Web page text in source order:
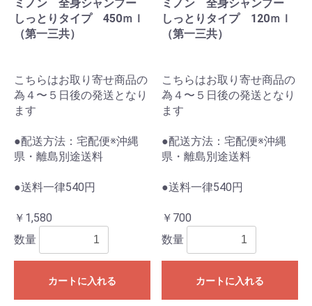
ミノン 全身シャンプー
しっとりタイプ 450ｍｌ
（第一三共）
こちらはお取り寄せ商品の
為４〜５日後の発送となり
ます
●配送方法：宅配便※沖縄
県・離島別途送料
●送料一律540円
￥1,580
数量
カートに入れる
ミノン 全身シャンプー
しっとりタイプ 120ｍｌ
（第一三共）
こちらはお取り寄せ商品の
為４〜５日後の発送となり
ます
●配送方法：宅配便※沖縄
県・離島別途送料
●送料一律540円
￥700
数量
カートに入れる